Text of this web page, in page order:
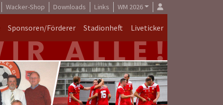
Wacker-Shop Downloads Links WM 2026
Sponsoren/Förderer Stadionheft Liveticker